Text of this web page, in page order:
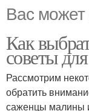
Вас может
Как
советы
Рассмотрим
обратить
саженцы малины